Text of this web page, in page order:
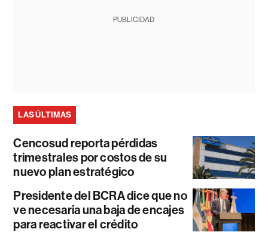
PUBLICIDAD
LAS ÚLTIMAS
Cencosud reporta pérdidas
trimestrales por costos de su
nuevo plan estratégico
Presidente del BCRA dice que no
ve necesaria una baja de encajes
para reactivar el crédito